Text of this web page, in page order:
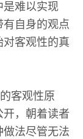
是难以实现
有自身的观点
对客观性的真
客观性原
，朝着读者
做法尽管无法